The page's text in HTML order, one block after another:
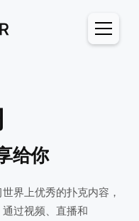
给你
界上优秀的扑克内容，
过视频、直播和